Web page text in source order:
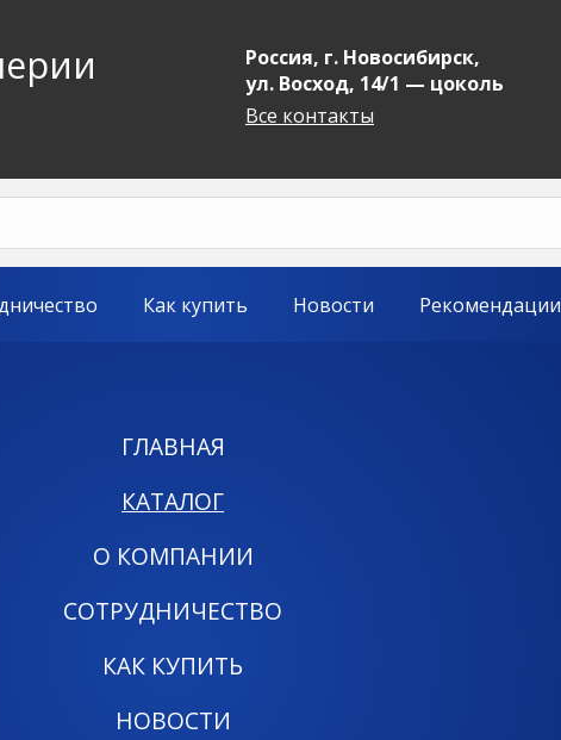
Россия, г. Новосибирск,
ул. Восход, 14/1 — цоколь
Все контакты
Как купить Новости Рекомендации
ГЛАВНАЯ
КАТАЛОГ
О КОМПАНИИ
СОТРУДНИЧЕСТВО
КАК КУПИТЬ
НОВОСТИ